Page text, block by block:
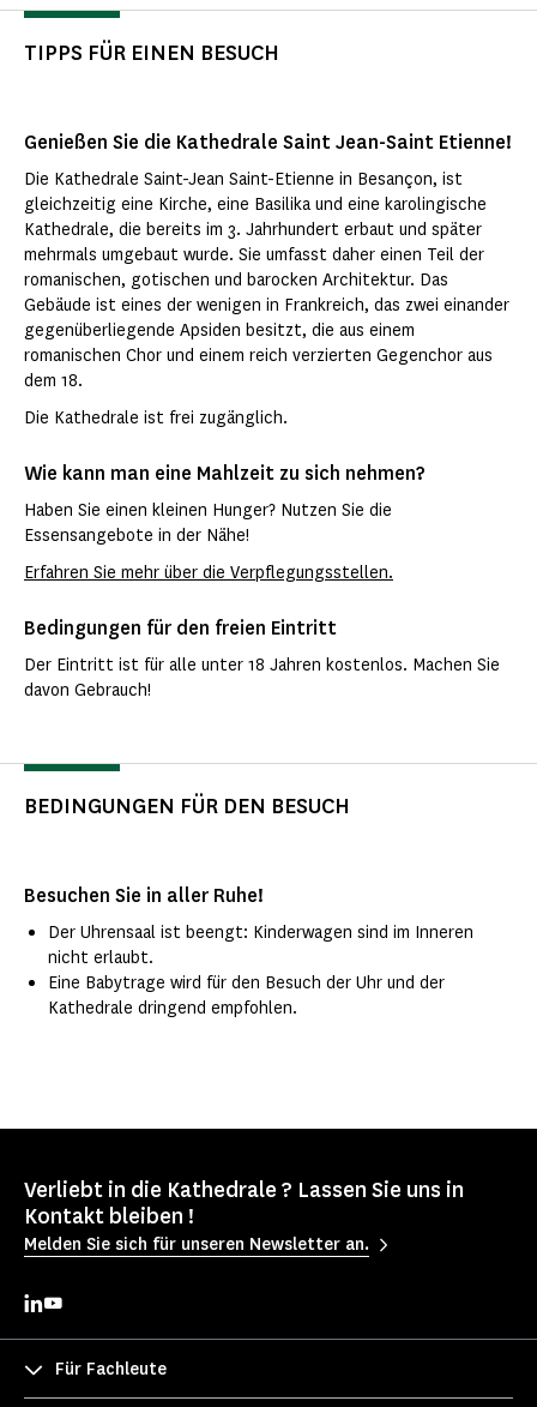
TIPPS FÜR EINEN BESUCH
Genießen Sie die Kathedrale Saint Jean-Saint Etienne!
Die Kathedrale Saint-Jean Saint-Etienne in Besançon, ist
gleichzeitig eine Kirche, eine Basilika und eine karolingische
Kathedrale, die bereits im 3. Jahrhundert erbaut und später
mehrmals umgebaut wurde. Sie umfasst daher einen Teil der
romanischen, gotischen und barocken Architektur. Das
Gebäude ist eines der wenigen in Frankreich, das zwei einander
gegenüberliegende Apsiden besitzt, die aus einem
romanischen Chor und einem reich verzierten Gegenchor aus
dem 18.
Die Kathedrale ist frei zugänglich.
Wie kann man eine Mahlzeit zu sich nehmen?
Haben Sie einen kleinen Hunger? Nutzen Sie die
Essensangebote in der Nähe!
Erfahren Sie mehr über die Verpflegungsstellen.
Bedingungen für den freien Eintritt
Der Eintritt ist für alle unter 18 Jahren kostenlos. Machen Sie
davon Gebrauch!
BEDINGUNGEN FÜR DEN BESUCH
Besuchen Sie in aller Ruhe!
Der Uhrensaal ist beengt: Kinderwagen sind im Inneren
nicht erlaubt.
Eine Babytrage wird für den Besuch der Uhr und der
Kathedrale dringend empfohlen.
Verliebt in die Kathedrale ? Lassen Sie uns in
Kontakt bleiben !
Melden Sie sich für unseren Newsletter an.
Für Fachleute